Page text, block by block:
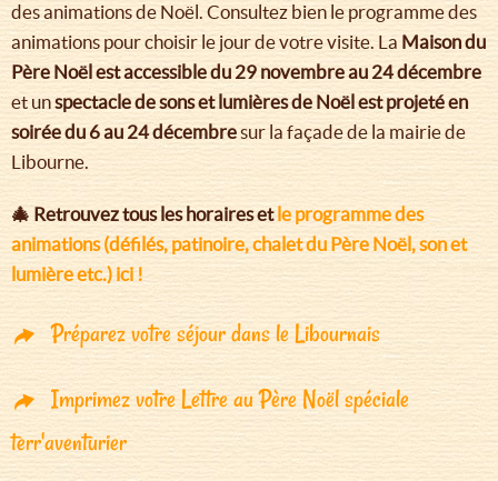
des animations de Noël. Consultez bien le programme des
animations pour choisir le jour de votre visite. La Maison du
Père Noël est accessible du 29 novembre au 24 décembre
et unspectacle de sons et lumières de Noël est projeté en
soirée du 6 au 24 décembresur la façade de la mairie de
Libourne.
🎄 Retrouvez tous les horaires etle programme des
animations (défilés, patinoire, chalet du Père Noël, son et
lumière etc.) ici !
Préparez votre séjour dans le Libournais
Imprimez votre Lettre au Père Noël spéciale
terr'aventurier